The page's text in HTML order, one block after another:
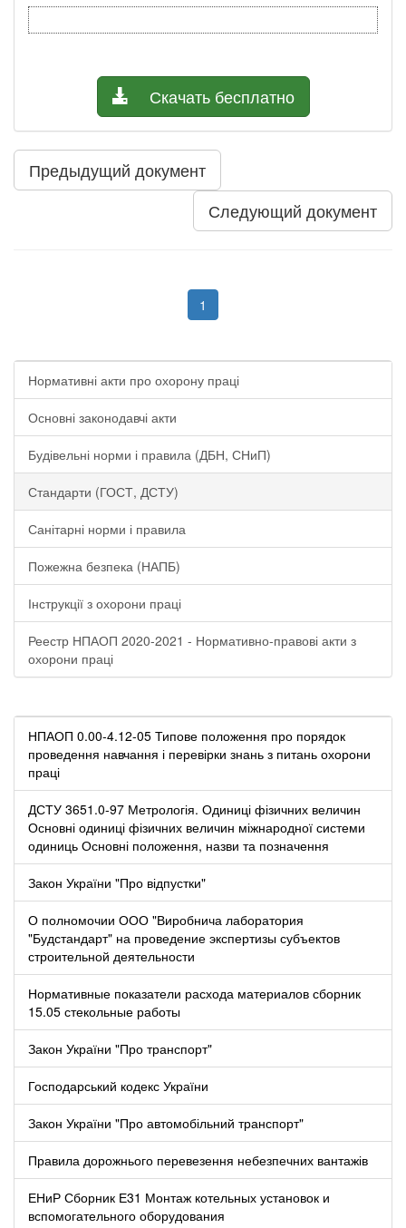
Скачать бесплатно
Предыдущий документ
Следующий документ
1
Нормативні акти про охорону праці
Основні законодавчі акти
Будівельні норми і правила (ДБН, СНиП)
Стандарти (ГОСТ, ДСТУ)
Санітарні норми і правила
Пожежна безпека (НАПБ)
Інструкції з охорони праці
Реестр НПАОП 2020-2021 - Нормативно-правові акти з
охорони праці
НПАОП 0.00-4.12-05 Типове положення про порядок
проведення навчання і перевірки знань з питань охорони
праці
ДСТУ 3651.0-97 Метрологія. Одиниці фізичних величин
Основні одиниці фізичних величин міжнародної системи
одиниць Основні положення, назви та позначення
Закон України "Про відпустки"
О полномочии ООО "Виробнича лаборатория
"Будстандарт" на проведение экспертизы субъектов
строительной деятельности
Нормативные показатели расхода материалов сборник
15.05 стекольные работы
Закон України "Про транспорт"
Господарський кодекс України
Закон України "Про автомобільний транспорт"
Правила дорожнього перевезення небезпечних вантажів
ЕНиР Сборник Е31 Монтаж котельных установок и
вспомогательного оборудования